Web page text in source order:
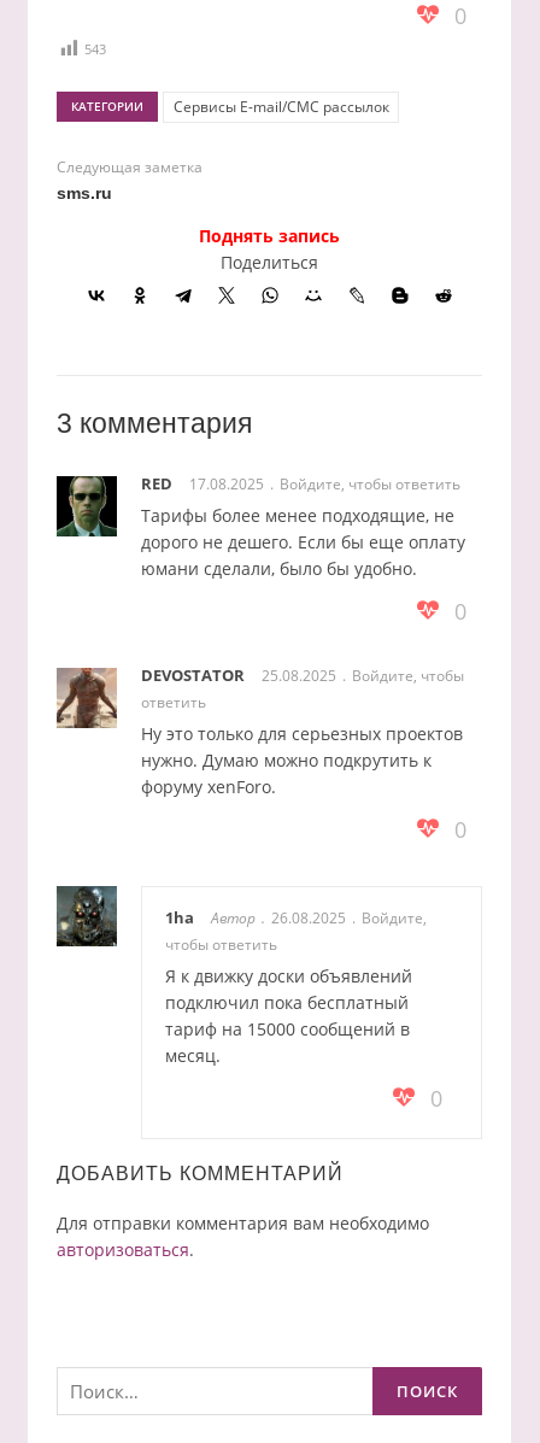
0
543
КАТЕГОРИИ Сервисы E-mail/СМС рассылок
Следующая заметка
sms.ru
Поднять запись
Поделиться
3 комментария
RED 17.08.2025 Войдите, чтобы ответить
Тарифы более менее подходящие, не
дорого не дешего. Если бы еще оплату
юмани сделали, было бы удобно.
0
DEVOSTATOR 25.08.2025
Войдите, чтобы
ответить
Ну это только для серьезных проектов
нужно. Думаю можно подкрутить к
форуму xenForo.
0
1ha Автор 26.08.2025
Войдите,
чтобы ответить
Я к движку доски объявлений
подключил пока бесплатный
тариф на 15000 сообщений в
месяц.
0
ДОБАВИТЬ КОММЕНТАРИЙ
Для отправки комментария вам необходимо
авторизоваться.
Найти: